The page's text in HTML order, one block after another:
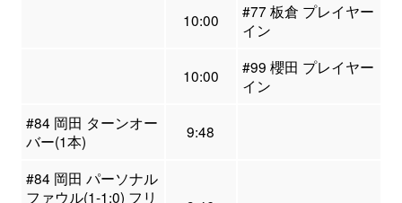
10:00
#77 板倉 プレイヤー
イン
10:00
#99 櫻田 プレイヤー
イン
#84 岡田 ターンオー
バー(1本)
9:48
#84 岡田 パーソナル
ファウル(1-1:0) フリ